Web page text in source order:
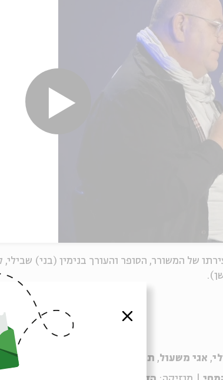
של המשורר, הסופר והעורך בנימין (בני)
, אגי משעול, תמיר גרינברג דב
סגור